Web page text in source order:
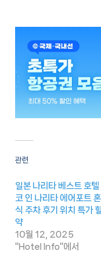
관련
일본 나리타 베스트 호텔
코 인 나리타 에어포트
식 주차 후기 위치 특가
약
10월 12, 2025
"Hotel Info"에서